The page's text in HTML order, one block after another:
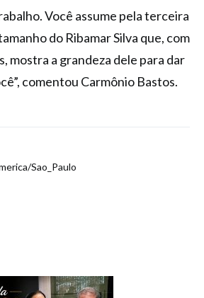
Sao_Paulo
Você assume pela terceira
do Ribamar Silva que, com
mostra a grandeza dele para dar
comentou Carmônio Bastos.